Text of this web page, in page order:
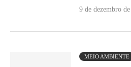
9 de dezembro
MEIO AMBIENTE